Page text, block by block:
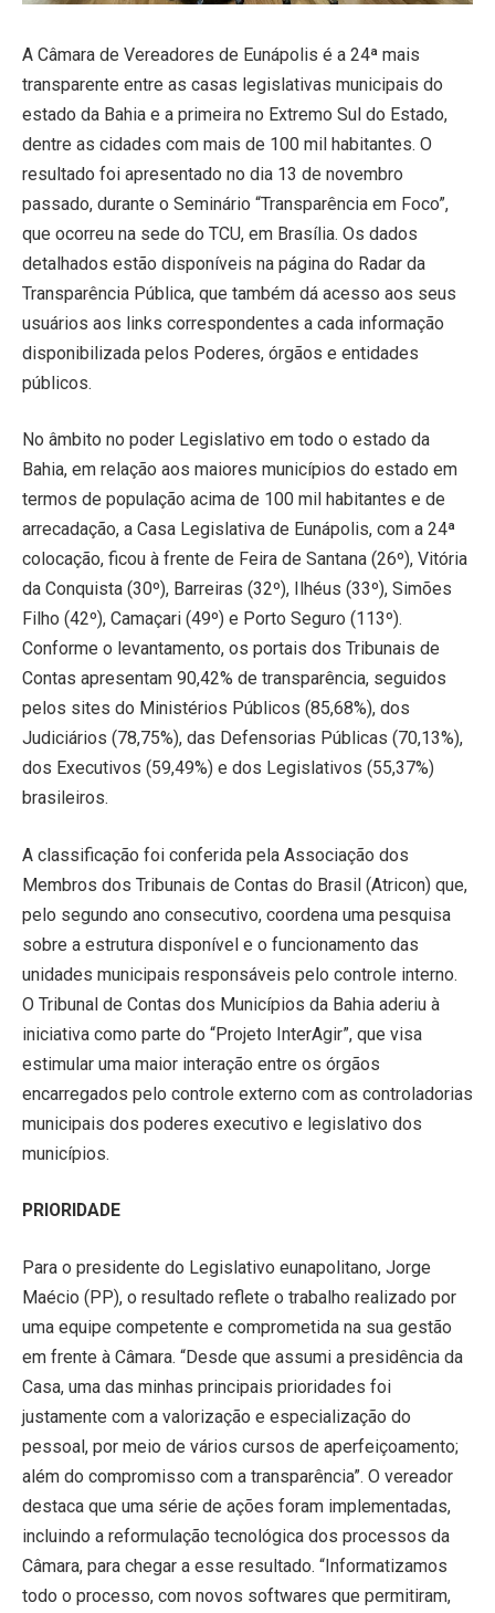
A Câmara de Vereadores de Eunápolis é a 24ª mais
transparente entre as casas legislativas municipais do
estado da Bahia e a primeira no Extremo Sul do Estado,
dentre as cidades com mais de 100 mil habitantes. O
resultado foi apresentado no dia 13 de novembro
passado, durante o Seminário “Transparência em Foco”,
que ocorreu na sede do TCU, em Brasília. Os dados
detalhados estão disponíveis na página do Radar da
Transparência Pública, que também dá acesso aos seus
usuários aos links correspondentes a cada informação
disponibilizada pelos Poderes, órgãos e entidades
públicos.
No âmbito no poder Legislativo em todo o estado da
Bahia, em relação aos maiores municípios do estado em
termos de população acima de 100 mil habitantes e de
arrecadação, a Casa Legislativa de Eunápolis, com a 24ª
colocação, ficou à frente de Feira de Santana (26º), Vitória
da Conquista (30º), Barreiras (32º), Ilhéus (33º), Simões
Filho (42º), Camaçari (49º) e Porto Seguro (113º).
Conforme o levantamento, os portais dos Tribunais de
Contas apresentam 90,42% de transparência, seguidos
pelos sites do Ministérios Públicos (85,68%), dos
Judiciários (78,75%), das Defensorias Públicas (70,13%),
dos Executivos (59,49%) e dos Legislativos (55,37%)
brasileiros.
A classificação foi conferida pela Associação dos
Membros dos Tribunais de Contas do Brasil (Atricon) que,
pelo segundo ano consecutivo, coordena uma pesquisa
sobre a estrutura disponível e o funcionamento das
unidades municipais responsáveis pelo controle interno.
O Tribunal de Contas dos Municípios da Bahia aderiu à
iniciativa como parte do “Projeto InterAgir”, que visa
estimular uma maior interação entre os órgãos
encarregados pelo controle externo com as controladorias
municipais dos poderes executivo e legislativo dos
municípios.
PRIORIDADE
Para o presidente do Legislativo eunapolitano, Jorge
Maécio (PP), o resultado reflete o trabalho realizado por
uma equipe competente e comprometida na sua gestão
em frente à Câmara. “Desde que assumi a presidência da
Casa, uma das minhas principais prioridades foi
justamente com a valorização e especialização do
pessoal, por meio de vários cursos de aperfeiçoamento;
além do compromisso com a transparência”. O vereador
destaca que uma série de ações foram implementadas,
incluindo a reformulação tecnológica dos processos da
Câmara, para chegar a esse resultado. “Informatizamos
todo o processo, com novos softwares que permitiram,